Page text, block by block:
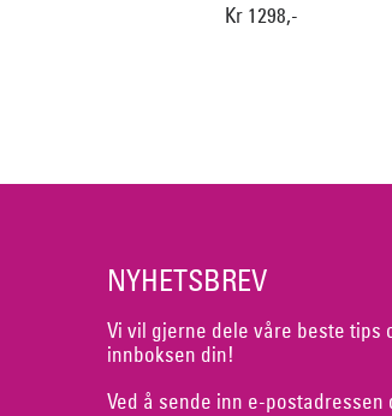
Kr 1298,-
NYHETSBREV
Vi vil gjerne dele våre beste tips
innboksen din!
Ved å sende inn e-